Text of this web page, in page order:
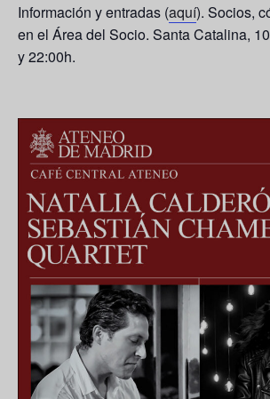
Información y entradas (aquí). Socios,
en el Área del Socio. Santa Catalina,
y 22:00h.